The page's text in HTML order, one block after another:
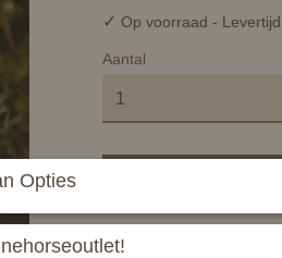
✓ Op voorraad -
Aantal
Hoofdstel nummers
Opties